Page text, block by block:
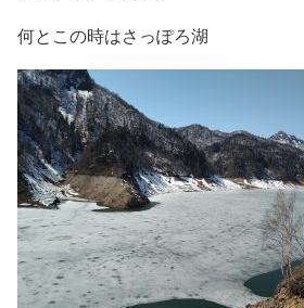
何とこの時はさっぽろ湖